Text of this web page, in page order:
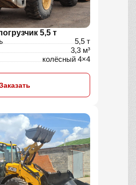
5,5 т
5,5 т
3,3 м³
колёсный 4×4